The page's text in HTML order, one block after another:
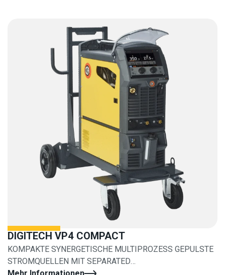
DIGITECH VP4 COMPACT
KOMPAKTE SYNERGETISCHE MULTIPROZESS GEPULSTE
STROMQUELLEN MIT SEPARATED